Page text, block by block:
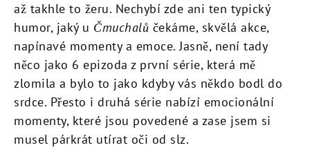
až takhle to žeru. Nechybí zde ani ten typický
humor, jaký u Čmuchalů čekáme, skvělá akce,
napínavé momenty a emoce. Jasně, není tady
něco jako 6 epizoda z první série, která mě
zlomila a bylo to jako kdyby vás někdo bodl do
srdce. Přesto i druhá série nabízí emocionální
momenty, které jsou povedené a zase jsem si
musel párkrát utírat oči od slz.